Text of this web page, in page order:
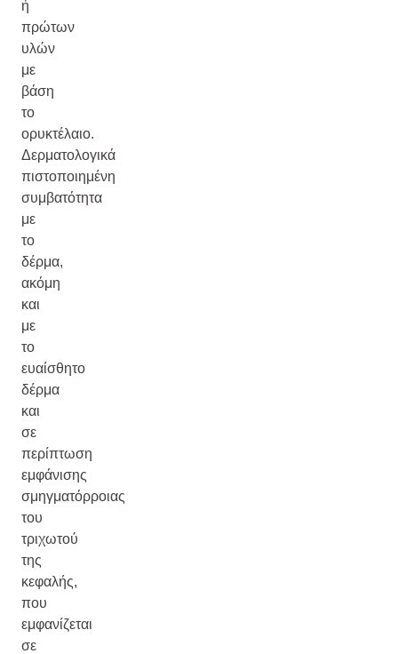
ή
πρώτων
υλών
με
βάση
το
ορυκτέλαιο.
Δερματολογικά
πιστοποιημένη
συμβατότητα
με
το
δέρμα,
ακόμη
και
με
το
ευαίσθητο
δέρμα
και
σε
περίπτωση
εμφάνισης
σμηγματόρροιας
του
τριχωτού
της
κεφαλής,
που
εμφανίζεται
σε